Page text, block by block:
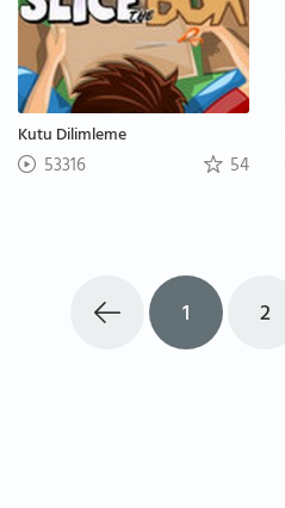
Kutu Dilimleme
53316 54
1 2